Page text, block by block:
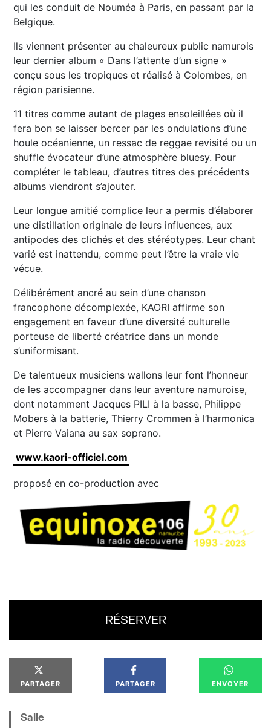
qui les conduit de Nouméa à Paris, en passant par la
Belgique.
Ils viennent présenter au chaleureux public namurois
leur dernier album « Dans l’attente d’un signe »
conçu sous les tropiques et réalisé à Colombes, en
région parisienne.
11 titres comme autant de plages ensoleillées où il
fera bon se laisser bercer par les ondulations d’une
houle océanienne, un ressac de reggae revisité ou un
shuffle évocateur d’une atmosphère bluesy. Pour
compléter le tableau, d’autres titres des précédents
albums viendront s’ajouter.
Leur longue amitié complice leur a permis d’élaborer
une distillation originale de leurs influences, aux
antipodes des clichés et des stéréotypes. Leur chant
varié est inattendu, comme peut l’être la vraie vie
vécue.
Délibérément ancré au sein d’une chanson
francophone décomplexée, KAORI affirme son
engagement en faveur d’une diversité culturelle
porteuse de liberté créatrice dans un monde
s’uniformisant.
De talentueux musiciens wallons leur font l’honneur
de les accompagner dans leur aventure namuroise,
dont notamment Jacques PILI à la basse, Philippe
Mobers à la batterie, Thierry Crommen à l’harmonica
et Pierre Vaiana au sax soprano.
www.kaori-officiel.com
proposé en co-production avec
RÉSERVER
PARTAGER PARTAGER ENVOYER
Salle